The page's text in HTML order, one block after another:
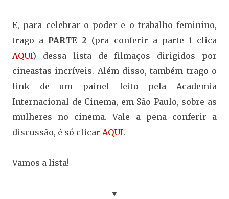
E, para celebrar o poder e o trabalho feminino,
trago a PARTE 2 (pra conferir a parte 1 clica
AQUI) dessa lista de filmaços dirigidos por
cineastas incríveis. Além disso, também trago o
link de um painel feito pela Academia
Internacional de Cinema, em São Paulo, sobre as
mulheres no cinema. Vale a pena conferir a
discussão, é só clicar AQUI.
Vamos a lista!
▼